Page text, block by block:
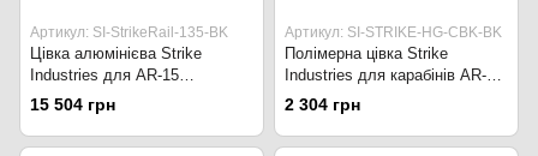
Артикул: SI-StrikeRail-135-BK
Цівка алюмінієва Strike
Industries для AR-15
довжиною 13,5 дюймів SI-
StrikeRail-135-BK Чорний
15 504 грн
Артикул: SI-STRIKE-HG-CBK-BK
Полімерна цівка Strike
Industries для карабінів AR-15
з отворами M-LOK SI-STRIKE-
HG-CBK-BK Чорний
2 304 грн